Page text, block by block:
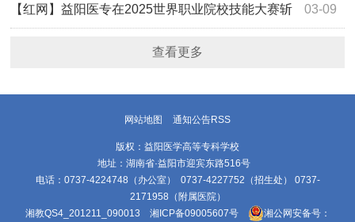
能创未来” 2025年世界职业院校技能大赛总决赛争夺赛康复
治疗与护理赛道（高职组）中获佳绩
03-09
【红网】益阳医专在2025世界职业院校技能大赛斩
查看更多
网站地图 通知公告RSS
版权：益阳医学高等专科学校
地址：湖南省·益阳市迎宾东路516号
电话：0737-4224748（办公室） 0737-4227752（招生处） 0737-
2171958（附属医院）
湘教QS4_201211_090013 湘ICP备09005607号 湘公网安备号：